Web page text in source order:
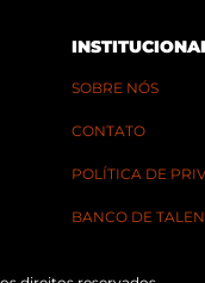
SOBRE NÓS
CONTATO
POLÍTICA DE
BANCO DE